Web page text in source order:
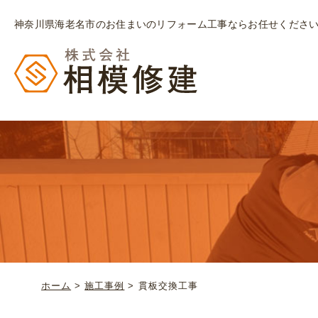
神奈川県海老名市のお住まいのリフォーム工事ならお任せくださ
ホーム >施工事例 > 貫板交換工事